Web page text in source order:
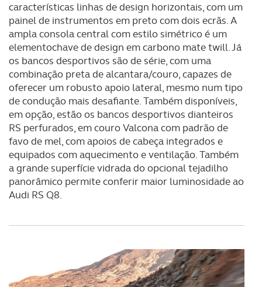
parceiros e organizações na UE e em países terceiros.
O ACP garantirá que as transferências internacionais de
dados pessoais serão realizadas apenas com o seu
consentimento e quando tal se afigure estritamente
necessário no contexto dos serviços a prestar.
Realçamos que o bloqueio de certo tipo de Cookies e
tecnologias similares pode ter impacto na sua
experiência de navegação no Website e nos serviços
disponibilizados.
Consulte a política de cookies do site.
características linhas de design horizontais, com um
painel de instrumentos em preto com dois ecrãs. A
ampla consola central com estilo simétrico é um
elementochave de design em carbono mate twill. Já
os bancos desportivos são de série, com uma
combinação preta de alcantara/couro, capazes de
oferecer um robusto apoio lateral, mesmo num tipo
de condução mais desafiante. Também disponíveis,
em opção, estão os bancos desportivos dianteiros
RS perfurados, em couro Valcona com padrão de
favo de mel, com apoios de cabeça integrados e
equipados com aquecimento e ventilação. Também
a grande superfície vidrada do opcional tejadilho
panorâmico permite conferir maior luminosidade ao
Audi RS Q8.